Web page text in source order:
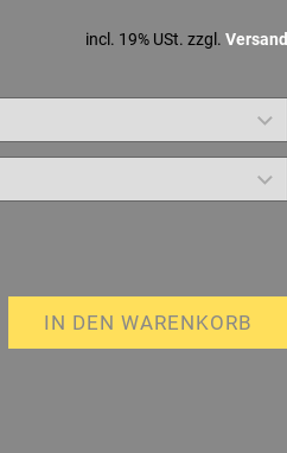
incl. 19% USt. zzgl. Versand
IN DEN WARENKORB